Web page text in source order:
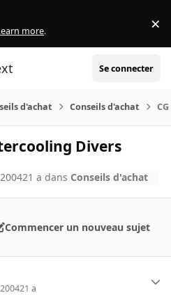
more. ×
Se connecter
d'achat Conseils d'achat
Divers
21 a dans Conseils d'achat
Commencer un nouveau sujet
21 a